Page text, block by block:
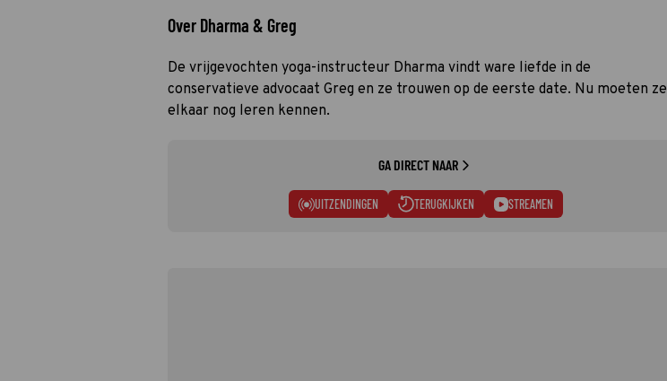
Over Dharma & Greg
De vrijgevochten yoga-instructeur Dharma vindt ware liefde in de
conservatieve advocaat Greg en ze trouwen op de eerste date. Nu moeten ze
elkaar nog leren kennen.
GA DIRECT NAAR
UITZENDINGEN TERUGKIJKEN STREAMEN